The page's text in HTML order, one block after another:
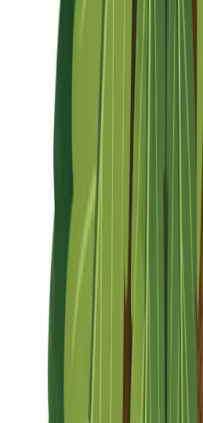
Cannabis Karte